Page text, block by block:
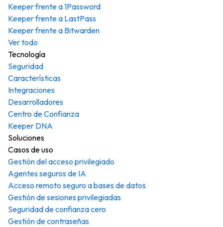
Keeper frente a 1Password
Keeper frente a LastPass
Keeper frente a Bitwarden
Ver todo
Tecnología
Seguridad
Características
Integraciones
Desarrolladores
Centro de Confianza
Keeper DNA
Soluciones
Casos de uso
Gestión del acceso privilegiado
Agentes seguros de IA
Acceso remoto seguro a bases de datos
Gestión de sesiones privilegiadas
Seguridad de confianza cero
Gestión de contraseñas